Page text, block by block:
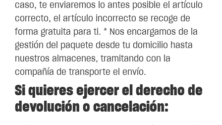
caso, te enviaremos lo antes posible el artículo
correcto, el artículo incorrecto se recoge de
forma gratuita para ti. * Nos encargamos de la
gestión del paquete desde tu domicilio hasta
nuestros almacenes, tramitando con la
compañía de transporte el envío.
Si quieres ejercer el derecho de
devolución o cancelación: